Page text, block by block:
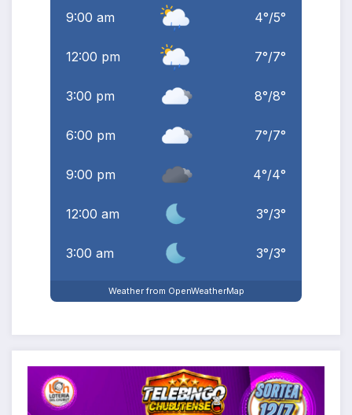
9:00 am 4°/5°
12:00 pm 7°/7°
3:00 pm 8°/8°
6:00 pm 7°/7°
9:00 pm 4°/4°
12:00 am 3°/3°
3:00 am 3°/3°
Weather from OpenWeatherMap